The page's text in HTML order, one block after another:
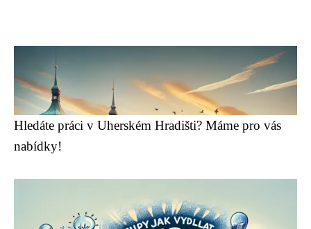
Hledáte práci v Uherském Hradišti? Máme pro vás
nabídky!